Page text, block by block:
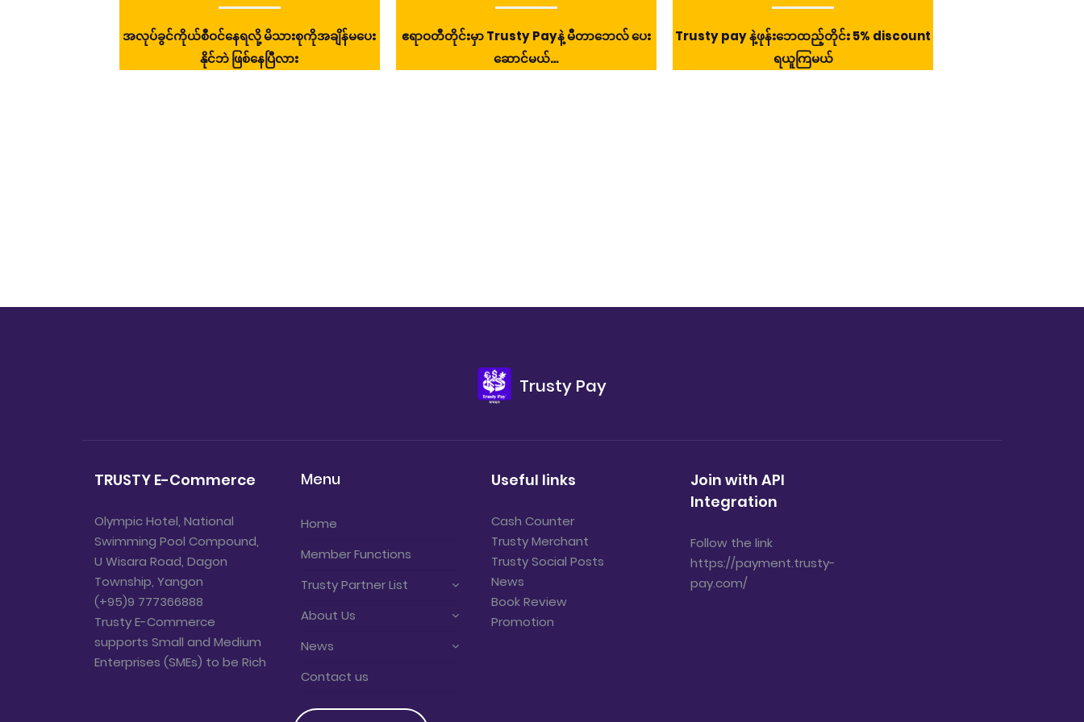
အလုပ်ခွင်ကိုယ်စီဝင်နေရလို့ မိသားစုကိုအချိန်မပေး
နိုင်ဘဲ ဖြစ်နေပြီလား
ဧရာဝတီတိုင်းမှာ Trusty Payနဲ့ မီတာဘေလ် ပေး
ဆောင်မယ်…
Trusty pay နဲ့ဖုန်းဘေထည့်တိုင်း 5% discount
ရယူကြမယ်
Trusty Pay
TRUSTY E-Commerce
Olympic Hotel, National
Swimming Pool Compound,
U Wisara Road, Dagon
Township, Yangon
(+95)9 777366888
Trusty E-Commerce
supports Small and Medium
Enterprises (SMEs) to be Rich
Menu
Home
Member Functions
Trusty Partner List
About Us
News
Contact us
Useful links
Cash Counter
Trusty Merchant
Trusty Social Posts
News
Book Review
Promotion
Join with API
Integration
Follow the link
https://payment.trusty-
pay.com/